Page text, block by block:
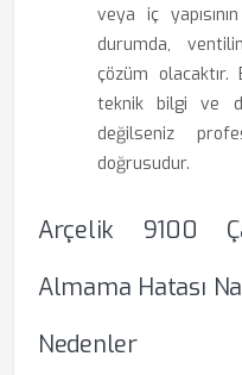
veya iç
durumda,
çözüm
teknik bilgi ve
değilseniz
doğrusudur.
Arçelik 9100
Almama Hatası
Nedenler